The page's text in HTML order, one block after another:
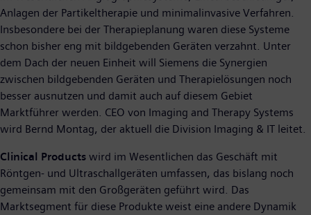
Anlagen der Partikeltherapie und minimalinvasive Verfahren.
Insbesondere bei der Therapieplanung waren diese Systeme
schon bisher eng mit bildgebenden Geräten verzahnt. Unter
dem Dach der neuen Einheit will Siemens die Synergien
zwischen bildgebenden Geräten und Therapielösungen noch
besser ausnutzen und damit auch auf diesem Gebiet
Marktführer werden. CEO von Imaging and Therapy Systems
wird Bernd Montag, der aktuell die Division Imaging & IT leitet.
Clinical Products wird im Wesentlichen das Geschäft mit
Röntgen- und Ultraschallgeräten umfassen, das bislang noch
gemeinsam mit den Großgeräten geführt wird. Das
Marktsegment für diese Produkte weist eine andere Dynamik